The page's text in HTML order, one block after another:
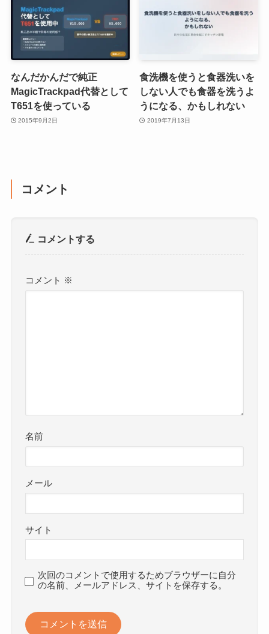
なんだかんだで純正
MagicTrackpad代替として
T651を使っている
2015年9月2日
食洗機を使うと食器洗いを
しない人でも食器を洗うよ
うになる、かもしれない
2019年7月13日
コメント
コメントする
コメント ※
名前
メール
サイト
次回のコメントで使用するためブラウザーに自分
の名前、メールアドレス、サイトを保存する。